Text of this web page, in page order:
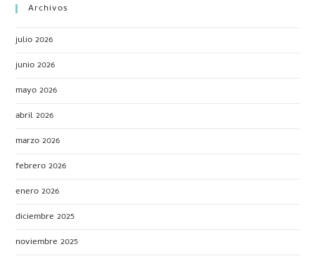
Archivos
julio 2026
junio 2026
mayo 2026
abril 2026
marzo 2026
febrero 2026
enero 2026
diciembre 2025
noviembre 2025